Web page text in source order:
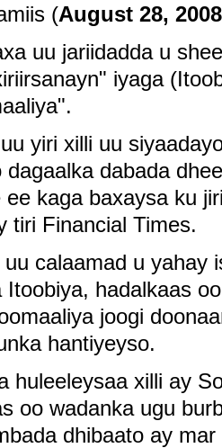
(August 28, 2008
uu jariidadda u
iyaga
yiri xilli uu
dabada
ee kaga baxaysa ku
tiri Financial Times.
calaamad u yahay
Itoobiya, hadalkaas
joogi
hantiyeyso.
huleeleysaa xilli ay
oo wadanka ugu
dhibaato ay